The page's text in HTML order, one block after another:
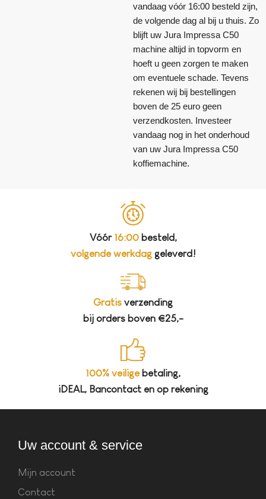
vandaag vóór 16:00 besteld zijn,
de volgende dag al bij u thuis. Zo
blijft uw Jura Impressa C50
machine altijd in topvorm en
hoeft u geen zorgen te maken
om eventuele schade. Tevens
rekenen wij bij bestellingen
boven de 25 euro geen
verzendkosten. Investeer
vandaag nog in het onderhoud
van uw Jura Impressa C50
koffiemachine.
Vóór 16:00besteld,
volgende werkdaggeleverd!
Gratis verzending
bij orders boven €25,-
100% veiligebetaling,
iDEAL, Bancontact en op rekening
Uw account & service
Mijn account
Contact